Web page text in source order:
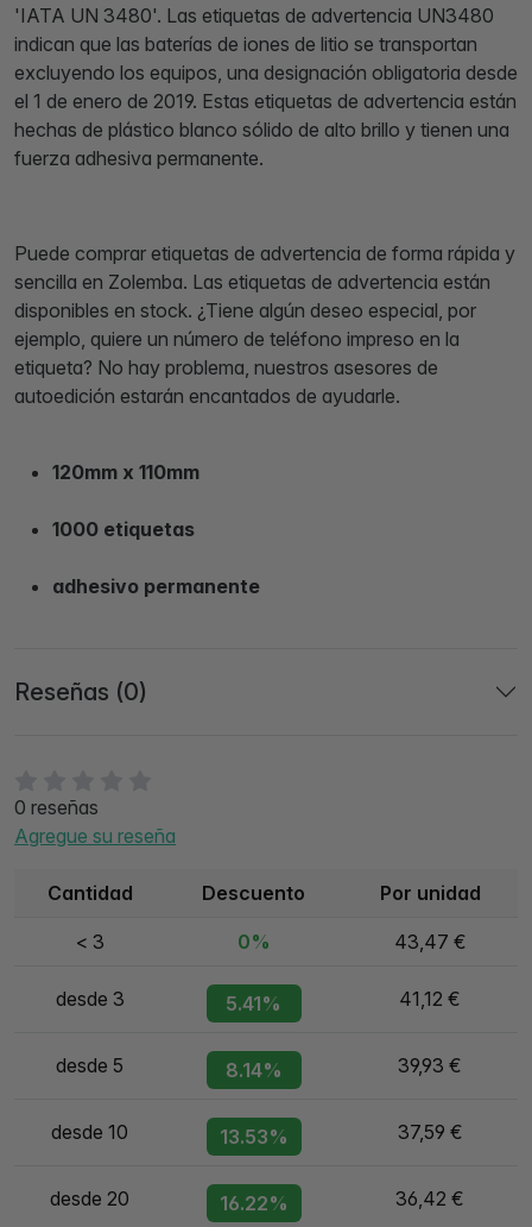
0 reseñas
Agregue su reseña
Cantidad Descuento Por unidad
< 3 0% 43,47 €
desde 3 5.41% 41,12 €
desde 5 8.14% 39,93 €
desde 10 13.53% 37,59 €
desde 20 16.22% 36,42 €
'IATA UN 3480'. Las etiquetas de advertencia UN3480
indican que las baterías de iones de litio se transportan
excluyendo los equipos, una designación obligatoria desde
el 1 de enero de 2019. Estas etiquetas de advertencia están
hechas de plástico blanco sólido de alto brillo y tienen una
fuerza adhesiva permanente.
Puede comprar etiquetas de advertencia de forma rápida y
sencilla en Zolemba. Las etiquetas de advertencia están
disponibles en stock. ¿Tiene algún deseo especial, por
ejemplo, quiere un número de teléfono impreso en la
etiqueta? No hay problema, nuestros asesores de
autoedición estarán encantados de ayudarle.
120mm x 110mm
1000 etiquetas
adhesivo permanente
Reseñas (0)